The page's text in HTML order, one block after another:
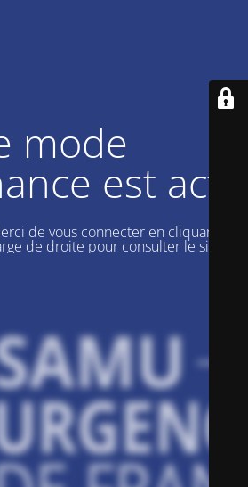
mode
est actif
de vous connecter en cliquant sur
de droite pour consulter le site.